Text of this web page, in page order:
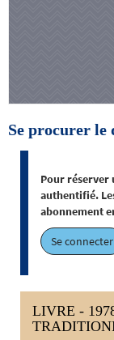
Se procurer le
Pour réserver
authentifié.
abonnement
Se connecter
LIVRE -